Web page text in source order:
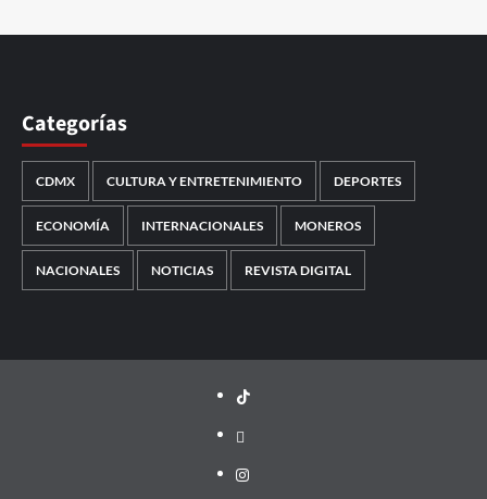
Categorías
CDMX CULTURA Y ENTRETENIMIENTO DEPORTES
ECONOMÍA INTERNACIONALES MONEROS
NACIONALES NOTICIAS REVISTA DIGITAL
TikTok
threads
Instagram